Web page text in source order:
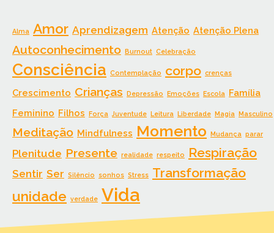
Alma Amor Aprendizagem Atenção Atenção Plena
Autoconhecimento Burnout Celebração
Consciência Contemplação corpo crenças
Crescimento Crianças Depressão Emoções Escola
Família
Feminino Filhos Força Juventude Leitura Liberdade Magia Masculino
Meditação Mindfulness Momento Mudança parar
Plenitude Presente realidade respeito Respiração
Sentir Ser Silêncio sonhos Stress Transformação
unidade verdade Vida